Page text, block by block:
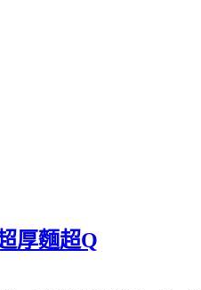
厚麵超Q